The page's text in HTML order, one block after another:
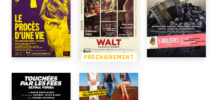
PROCHAINEMENT